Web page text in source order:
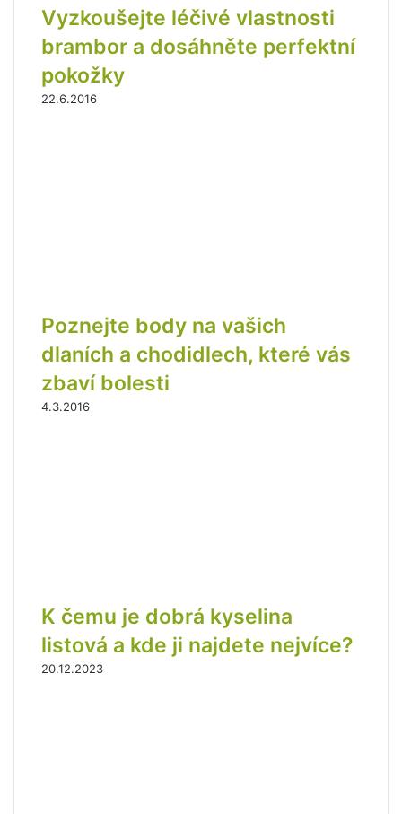
a
l
o
v
Vyzkoušejte léčivé vlastnosti
brambor a dosáhněte perfektní
pokožky
22.6.2016
Poznejte body na vašich
dlaních a chodidlech, které vás
zbaví bolesti
4.3.2016
K čemu je dobrá kyselina
listová a kde ji najdete nejvíce?
20.12.2023